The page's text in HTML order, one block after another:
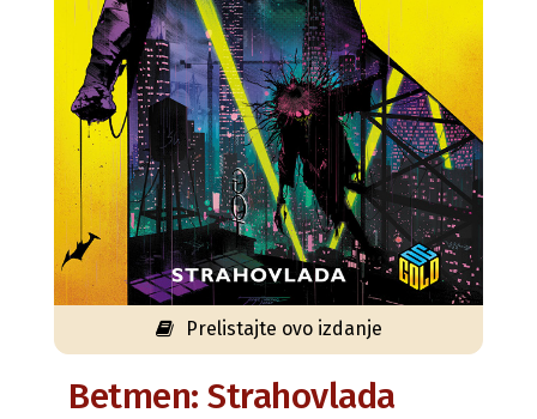
Prelistajte ovo izdanje
Betmen: Strahovlada